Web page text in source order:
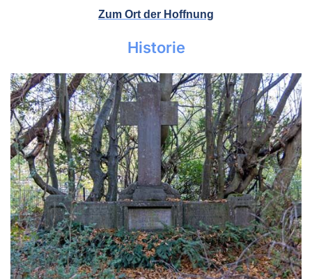
Zum Ort der Hoffnung
Historie